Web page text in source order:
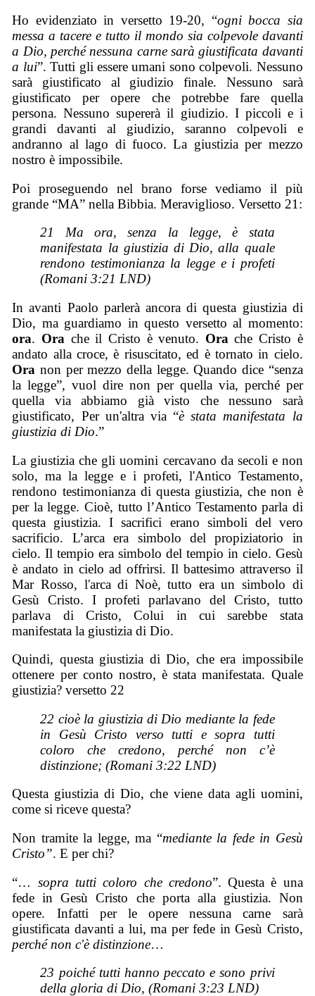
Ho evidenziato in versetto 19-20, “ogni bocca sia
messa a tacere e tutto il mondo sia colpevole davanti
a Dio, perché nessuna carne sarà giustificata davanti
a lui”. Tutti gli essere umani sono colpevoli. Nessuno
sarà giustificato al giudizio finale. Nessuno sarà
giustificato per opere che potrebbe fare quella
persona. Nessuno supererà il giudizio. I piccoli e i
grandi davanti al giudizio, saranno colpevoli e
andranno al lago di fuoco. La giustizia per mezzo
nostro è impossibile.
Poi proseguendo nel brano forse vediamo il più
grande “MA” nella Bibbia. Meraviglioso. Versetto 21:
21 Ma ora, senza la legge, è stata
manifestata la giustizia di Dio, alla quale
rendono testimonianza la legge e i profeti
(Romani 3:21 LND)
In avanti Paolo parlerà ancora di questa giustizia di
Dio, ma guardiamo in questo versetto al momento:
ora. Ora che il Cristo è venuto. Ora che Cristo è
andato alla croce, è risuscitato, ed è tornato in cielo.
Ora non per mezzo della legge. Quando dice “senza
la legge”, vuol dire non per quella via, perché per
quella via abbiamo già visto che nessuno sarà
giustificato, Per un'altra via “è stata manifestata la
giustizia di Dio.”
La giustizia che gli uomini cercavano da secoli e non
solo, ma la legge e i profeti, l'Antico Testamento,
rendono testimonianza di questa giustizia, che non è
per la legge. Cioè, tutto l’Antico Testamento parla di
questa giustizia. I sacrifici erano simboli del vero
sacrificio. L’arca era simbolo del propiziatorio in
cielo. Il tempio era simbolo del tempio in cielo. Gesù
è andato in cielo ad offrirsi. Il battesimo attraverso il
Mar Rosso, l'arca di Noè, tutto era un simbolo di
Gesù Cristo. I profeti parlavano del Cristo, tutto
parlava di Cristo, Colui in cui sarebbe stata
manifestata la giustizia di Dio.
Quindi, questa giustizia di Dio, che era impossibile
ottenere per conto nostro, è stata manifestata. Quale
giustizia? versetto 22
22 cioè la giustizia di Dio mediante la fede
in Gesù Cristo verso tutti e sopra tutti
coloro che credono, perché non c’è
distinzione; (Romani 3:22 LND)
Questa giustizia di Dio, che viene data agli uomini,
come si riceve questa?
Non tramite la legge, ma “mediante la fede in Gesù
Cristo”. E per chi?
“… sopra tutti coloro che credono”. Questa è una
fede in Gesù Cristo che porta alla giustizia. Non
opere. Infatti per le opere nessuna carne sarà
giustificata davanti a lui, ma per fede in Gesù Cristo,
perché non c'è distinzione…
23 poiché tutti hanno peccato e sono privi
della gloria di Dio, (Romani 3:23 LND)